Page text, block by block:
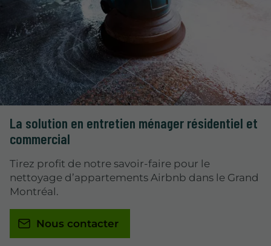
La solution en entretien ménager résidentiel et
commercial
Tirez profit de notre savoir-faire pour le
nettoyage d’appartements Airbnb dans le Grand
Montréal.
Nous contacter